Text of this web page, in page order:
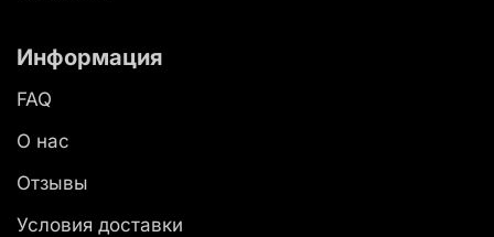
Информация
FAQ
О нас
Отзывы
Условия доставки